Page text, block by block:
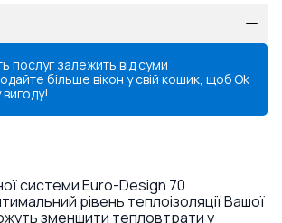
послуг залежить від суми
більше вікон у свій кошик, щобOk
системи Euro-Design 70
рівень теплоізоляції Вашої
зменшити тепловтрати у